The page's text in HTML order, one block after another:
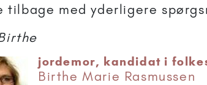
tilbage med yderligere
jordemor, kandidat i
Birthe Marie Rasmussen